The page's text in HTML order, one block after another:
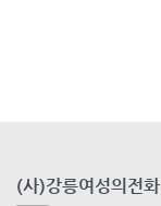
(사)강릉여성의전화